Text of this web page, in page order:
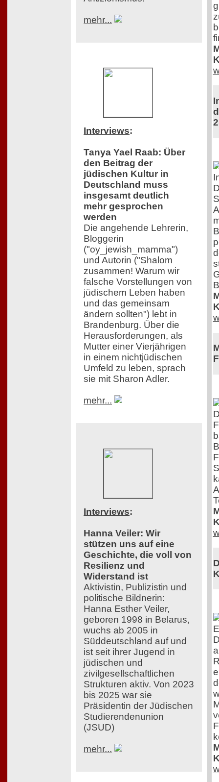
mehr...
Interviews:
Tanya Yael Raab: Über
den Beitrag der
jüdischen Kultur in
Deutschland muss
insgesamt deutlich
mehr gesprochen
werden
Die angehende Lehrerin,
Bloggerin
("oy_jewish_mamma")
und Autorin ("Shalom
zusammen! Warum wir
falsche Vorstellungen von
jüdischem Leben haben
und das gemeinsam
ändern sollten") lebt in
Brandenburg. Über die
Herausforderungen, als
Mutter einer Vierjährigen
in einem nichtjüdischen
Umfeld zu leben, sprach
sie mit Sharon Adler.
mehr...
Interviews:
Hanna Veiler: Wir
stützen uns auf eine
Geschichte, die voll von
Resilienz und
Widerstand ist
Aktivistin, Publizistin und
politische Bildnerin:
Hanna Esther Veiler,
geboren 1998 in Belarus,
wuchs ab 2005 in
Süddeutschland auf und
ist seit ihrer Jugend in
jüdischen und
zivilgesellschaftlichen
Strukturen aktiv. Von 2023
bis 2025 war sie
Präsidentin der Jüdischen
Studierendenunion
(JSUD)
mehr...